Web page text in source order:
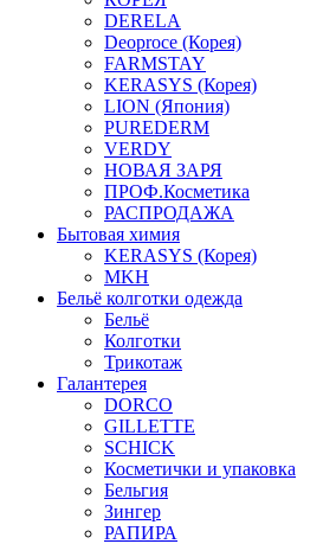
DERELA
Deoproce (Корея)
FARMSTAY
KERASYS (Корея)
LION (Япония)
PUREDERM
VERDY
НОВАЯ ЗАРЯ
ПРОФ.Косметика
РАСПРОДАЖА
Бытовая химия
KERASYS (Корея)
MKH
Бельё колготки одежда
Бельё
Колготки
Трикотаж
Галантерея
DORCO
GILLETTE
SCHICK
Косметички и упаковка
Бельгия
Зингер
РАПИРА